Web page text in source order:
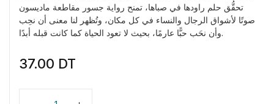
تحقُّق حلم راودها في صباها، تمنح رواية جسور مقاطعة ماديسون
صوتًا لأشواق الرجال والنساء في كل مكان، وتُظهر لنا معنى أن نحِب
وأن نحَب حبًّا عارمًا، بحيث لا تعود الحياة كما كانت قبله أبدًا.
37.00 DT